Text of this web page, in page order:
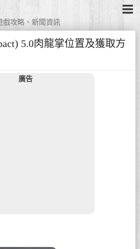
戲攻略、新聞資訊
5.0肉龍掌位置及獲取方
廣告